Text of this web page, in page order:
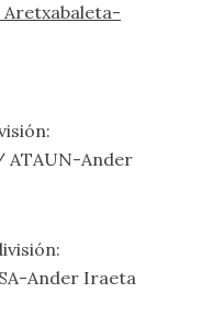
Aretxabaleta-
ATAUN-Ander
Ander Iraeta